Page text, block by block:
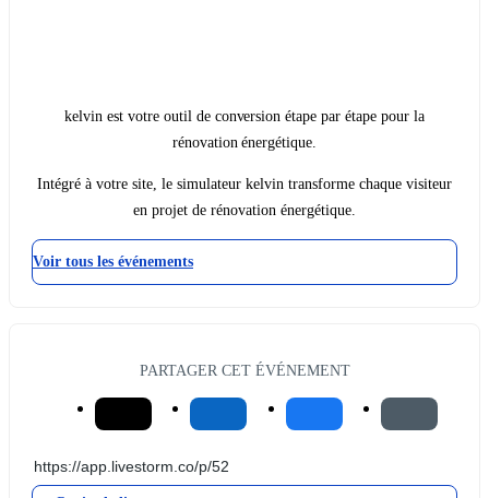
kelvin est votre outil de conversion étape par étape pour la
rénovation énergétique.
Intégré à votre site, le simulateur kelvin transforme chaque visiteur
en projet de rénovation énergétique.
Voir tous les événements
PARTAGER CET ÉVÉNEMENT